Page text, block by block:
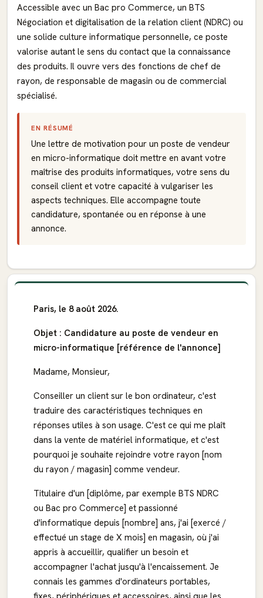
Accessible avec un Bac pro Commerce, un BTS
Négociation et digitalisation de la relation client (NDRC) ou
une solide culture informatique personnelle, ce poste
valorise autant le sens du contact que la connaissance
des produits. Il ouvre vers des fonctions de chef de
rayon, de responsable de magasin ou de commercial
spécialisé.
EN RÉSUMÉ
Une lettre de motivation pour un poste de vendeur
en micro-informatique doit mettre en avant votre
maîtrise des produits informatiques, votre sens du
conseil client et votre capacité à vulgariser les
aspects techniques. Elle accompagne toute
candidature, spontanée ou en réponse à une
annonce.
Paris, le 8 août 2026.
Objet : Candidature au poste de vendeur en
micro-informatique [référence de l'annonce]
Madame, Monsieur,
Conseiller un client sur le bon ordinateur, c'est
traduire des caractéristiques techniques en
réponses utiles à son usage. C'est ce qui me plaît
dans la vente de matériel informatique, et c'est
pourquoi je souhaite rejoindre votre rayon [nom
du rayon / magasin] comme vendeur.
Titulaire d'un [diplôme, par exemple BTS NDRC
ou Bac pro Commerce] et passionné
d'informatique depuis [nombre] ans, j'ai [exercé /
effectué un stage de X mois] en magasin, où j'ai
appris à accueillir, qualifier un besoin et
accompagner l'achat jusqu'à l'encaissement. Je
connais les gammes d'ordinateurs portables,